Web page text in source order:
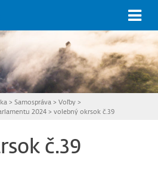
> Samospráva > Voľby>
2024> volebný okrsok č.39
č.39